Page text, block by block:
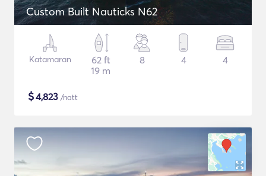
Custom Built Nauticks N62
Katamaran
62 ft
19 m
8 4 4
$4,823 /natt